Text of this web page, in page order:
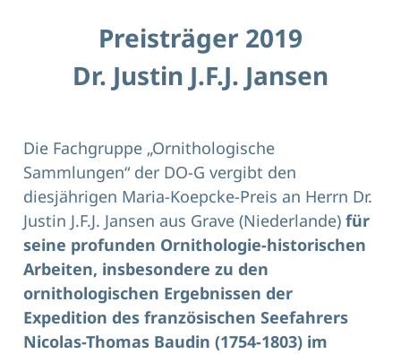
Preisträger 2019
Dr. Justin J.F.J. Jansen
Die Fachgruppe „Ornithologische
Sammlungen“ der DO-G vergibt den
diesjährigen Maria-Koepcke-Preis an Herrn Dr.
Justin J.F.J. Jansen aus Grave (Niederlande) für
seine profunden Ornithologie-historischen
Arbeiten, insbesondere zu den
ornithologischen Ergebnissen der
Expedition des französischen Seefahrers
Nicolas-Thomas Baudin (1754-1803) im